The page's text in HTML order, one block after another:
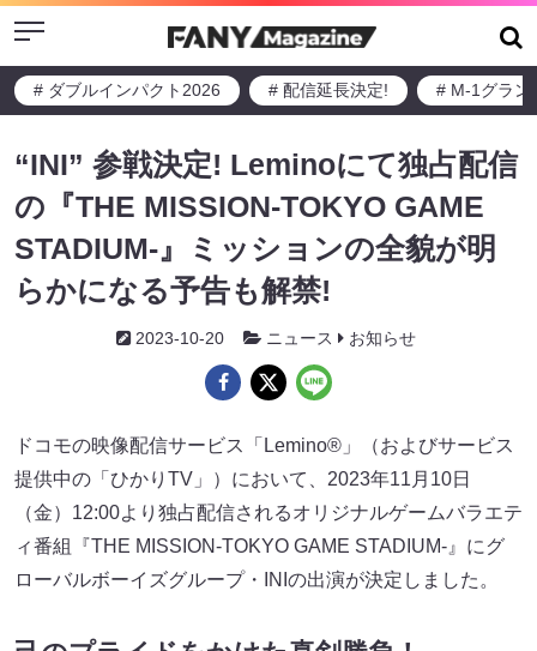
Menu
# ダブルインパクト2026 # 配信延長決定! # M-1グラン
“INI” 参戦決定! Leminoにて独占配信
の『THE MISSION-TOKYO GAME
STADIUM-』ミッションの全貌が明
らかになる予告も解禁!
2023-10-20 ニュース お知らせ
ドコモの映像配信サービス「Lemino®」（およびサービス
提供中の「ひかりTV」）において、2023年11月10日
（金）12:00より独占配信されるオリジナルゲームバラエテ
ィ番組『THE MISSION-TOKYO GAME STADIUM-』にグ
ローバルボーイズグループ・INIの出演が決定しました。